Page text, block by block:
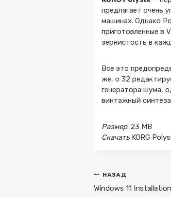
предлагает очень
машинах. Однако
приготовленные в
зернистость в
Все это
же, о 32
генератора шума,
винтажный
Размер: 23 MB
Скачать KORG
Навигация
по
НАЗАД
Windows 11